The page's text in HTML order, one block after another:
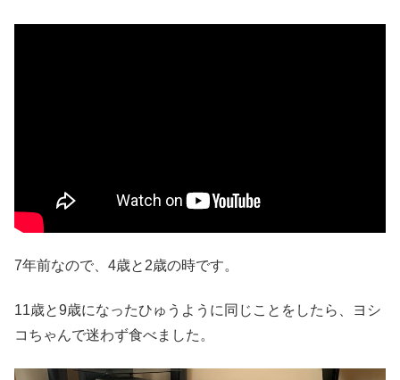
7年前なので、4歳と2歳の時です。
11歳と9歳になったひゅうように同じことをしたら、ヨシ
コちゃんで迷わず食べました。